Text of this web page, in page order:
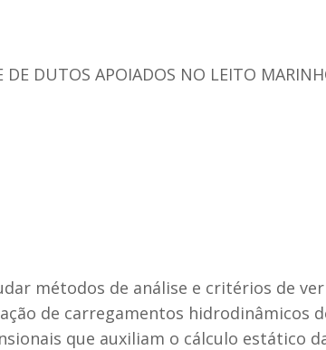
DE DUTOS APOIADOS NO LEITO
métodos de análise e critérios de
de carregamentos hidrodinâmicos
que auxiliam o cálculo estático